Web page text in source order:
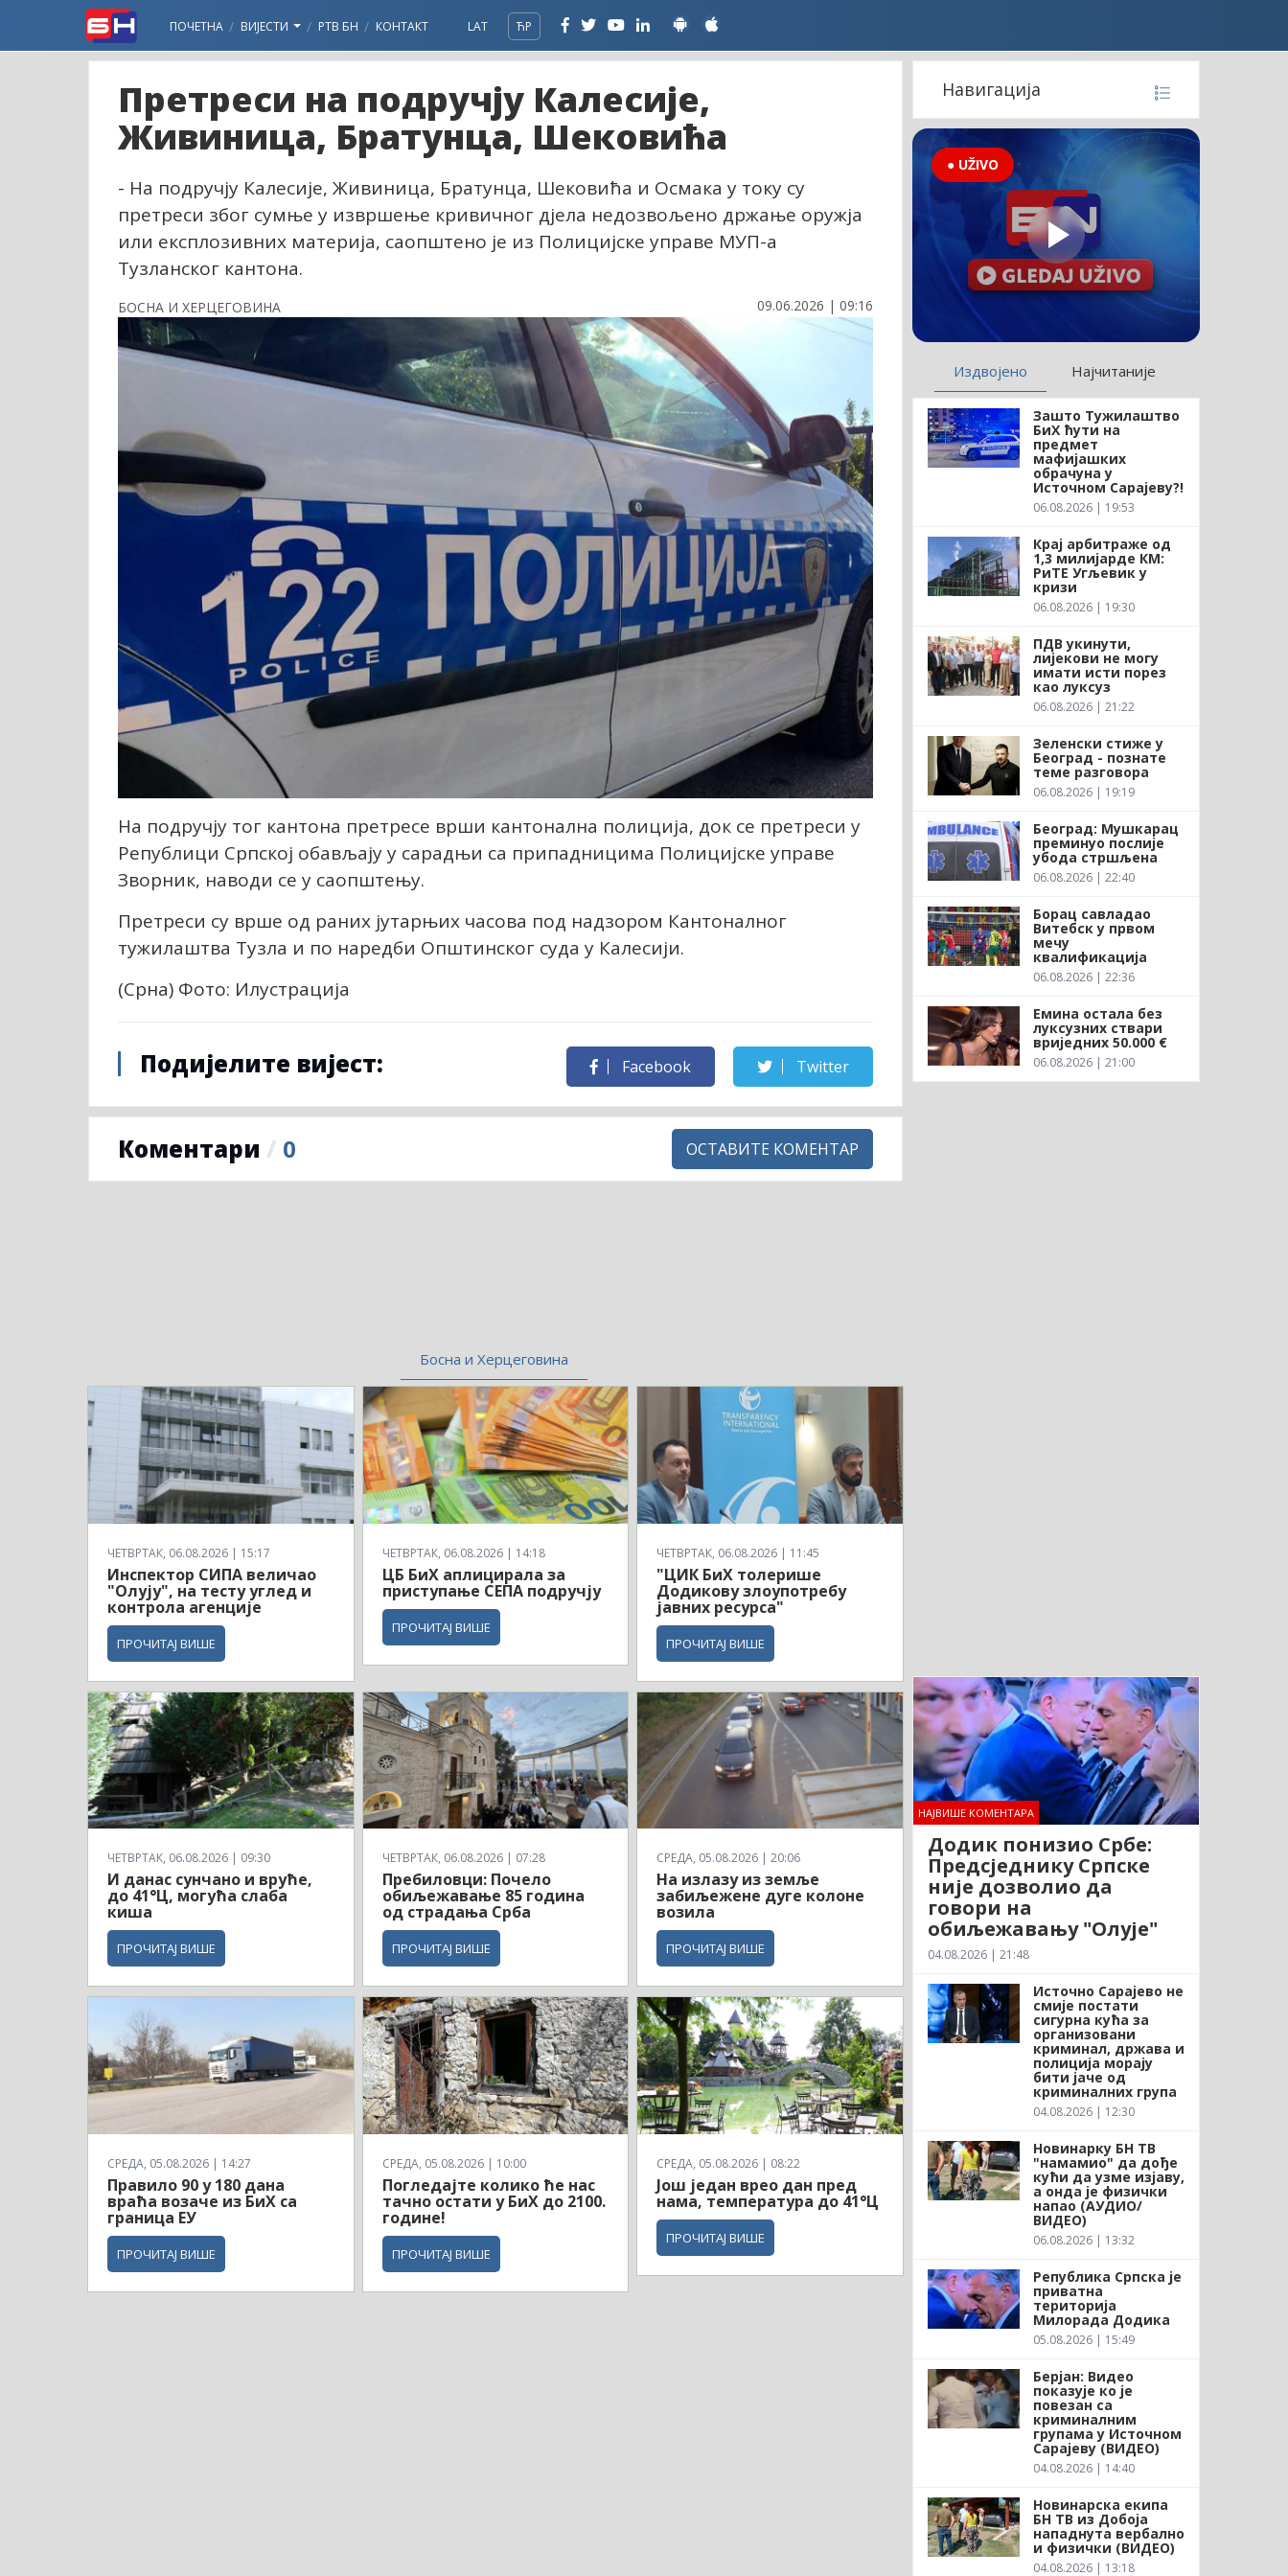
ПОЧЕТНА ВИЈЕСТИ РТВ БН КОНТАКТ LAT ЋР
Претреси на подручју Калесије,
Живиница, Братунца, Шековића
- На подручју Калесије, Живиница, Братунца, Шековића и Осмака у току су
претреси због сумње у извршење кривичног дјела недозвољено држање оружја
или експлозивних материја, саопштено је из Полицијске управе МУП-а
Тузланског кантона.
БОСНА И ХЕРЦЕГОВИНА 09.06.2026 | 09:16
На подручју тог кантона претресе врши кантонална полиција, док се претреси у
Републици Српској обављају у сарадњи са припадницима Полицијске управе
Зворник, наводи се у саопштењу.
Претреси су врше од раних јутарњих часова под надзором Кантоналног
тужилаштва Тузла и по наредби Општинског суда у Калесији.
(Срна) Фото: Илустрација
Подијелите вијест: Facebook Twitter
Коментари / 0 ОСТАВИТЕ КОМЕНТАР
Босна и Херцеговина
ЧЕТВРТАК, 06.08.2026 | 15:17
Инспектор СИПА величао
"Олују", на тесту углед и
контрола агенције
ПРОЧИТАЈ ВИШЕ
ЧЕТВРТАК, 06.08.2026 | 14:18
ЦБ БиХ аплицирала за
приступање СЕПА подручју
ПРОЧИТАЈ ВИШЕ
ЧЕТВРТАК, 06.08.2026 | 11:45
"ЦИК БиХ толерише
Додикову злоупотребу
јавних ресурса"
ПРОЧИТАЈ ВИШЕ
ЧЕТВРТАК, 06.08.2026 | 09:30
И данас сунчано и вруће,
до 41°Ц, могућа слаба
киша
ПРОЧИТАЈ ВИШЕ
ЧЕТВРТАК, 06.08.2026 | 07:28
Пребиловци: Почело
обиљежавање 85 година
од страдања Срба
ПРОЧИТАЈ ВИШЕ
СРЕДА, 05.08.2026 | 20:06
На излазу из земље
забиљежене дуге колоне
возила
ПРОЧИТАЈ ВИШЕ
СРЕДА, 05.08.2026 | 14:27
Правило 90 у 180 дана
враћа возаче из БиХ са
граница ЕУ
ПРОЧИТАЈ ВИШЕ
СРЕДА, 05.08.2026 | 10:00
Погледајте колико ће нас
тачно остати у БиХ до 2100.
године!
ПРОЧИТАЈ ВИШЕ
СРЕДА, 05.08.2026 | 08:22
Још један врео дан пред
нама, температура до 41°Ц
ПРОЧИТАЈ ВИШЕ
Навигација
● UŽIVO
Издвојено Најчитаније
Зашто Тужилаштво
БиХ ћути на
предмет
мафијашких
обрачуна у
Источном Сарајеву?!
06.08.2026 | 19:53
Крај арбитраже од
1,3 милијарде КМ:
РиТЕ Угљевик у
кризи
06.08.2026 | 19:30
ПДВ укинути,
лијекови не могу
имати исти порез
као луксуз
06.08.2026 | 21:22
Зеленски стиже у
Београд - познате
теме разговора
06.08.2026 | 19:19
Београд: Мушкарац
преминуо послије
убода стршљена
06.08.2026 | 22:40
Борац савладао
Витебск у првом
мечу
квалификација
06.08.2026 | 22:36
Емина остала без
луксузних ствари
вриједних 50.000 €
06.08.2026 | 21:00
НАЈВИШЕ КОМЕНТАРА
Додик понизио Србе:
Предсједнику Српске
није дозволио да
говори на
обиљежавању "Олује"
04.08.2026 | 21:48
Источно Сарајево не
смије постати
сигурна кућа за
организовани
криминал, држава и
полиција морају
бити јаче од
криминалних група
04.08.2026 | 12:30
Новинарку БН ТВ
"намамио" да дође
кући да узме изјаву,
а онда је физички
напао (АУДИО/
ВИДЕО)
06.08.2026 | 13:32
Република Српска је
приватна
територија
Милорада Додика
05.08.2026 | 15:49
Берјан: Видео
показује ко је
повезан са
криминалним
групама у Источном
Сарајеву (ВИДЕО)
04.08.2026 | 14:40
Новинарска екипа
БН ТВ из Добоја
нападнута вербално
и физички (ВИДЕО)
04.08.2026 | 13:18